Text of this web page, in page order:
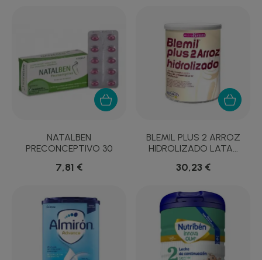
NATALBEN
PRECONCEPTIVO 30
7,81 €
BLEMIL PLUS 2 ARROZ
HIDROLIZADO LATA...
30,23 €